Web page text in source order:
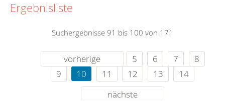
Ergebnisliste
Suchergebnisse 91 bis 100 von 171
vorherige 5 6 7
8
9
10 11 12 13
14
nächste